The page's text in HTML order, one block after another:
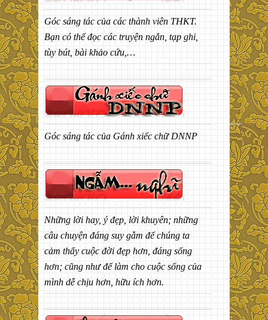
Góc sáng tác của các thành viên THKT.
Bạn có thể đọc các truyện ngắn, tạp ghi,
tùy bút, bài khảo cứu,…
Góc sáng tác của Gánh xiếc chữ DNNP
Những lời hay, ý đẹp, lời khuyên; những
câu chuyện đáng suy gẫm để chúng ta
cảm thấy cuộc đời đẹp hơn, đáng sống
hơn; cũng như để làm cho cuộc sống của
mình dễ chịu hơn, hữu ích hơn.